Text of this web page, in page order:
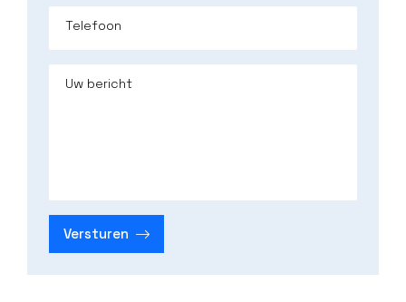
Telefoon
Uw bericht
Versturen